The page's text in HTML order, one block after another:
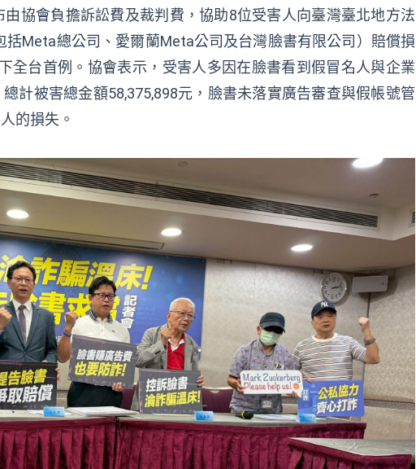
協會負擔訴訟費及裁判費，協助8位受害人向臺灣臺北地方法
Meta總公司、愛爾蘭Meta公司及台灣臉書有限公司）賠償損
全台首例。協會表示，受害人多因在臉書看到假冒名人與企業
計被害總金額58,375,898元，臉書未落實廣告審查與假帳號管
的損失。